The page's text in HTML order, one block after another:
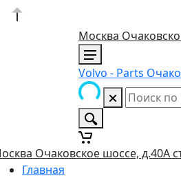
Москва
Volvo - Parts
Очаковское шоссе, д.40А
Главная